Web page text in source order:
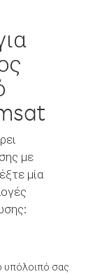
με
μία
υπόλοιπό σας